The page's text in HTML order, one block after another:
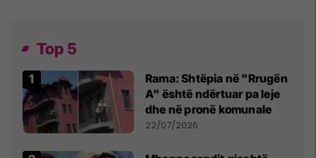
Top 5
Rama: Shtëpia në "Rrugën
A" është ndërtuar pa leje
dhe në pronë komunale
22/07/2026